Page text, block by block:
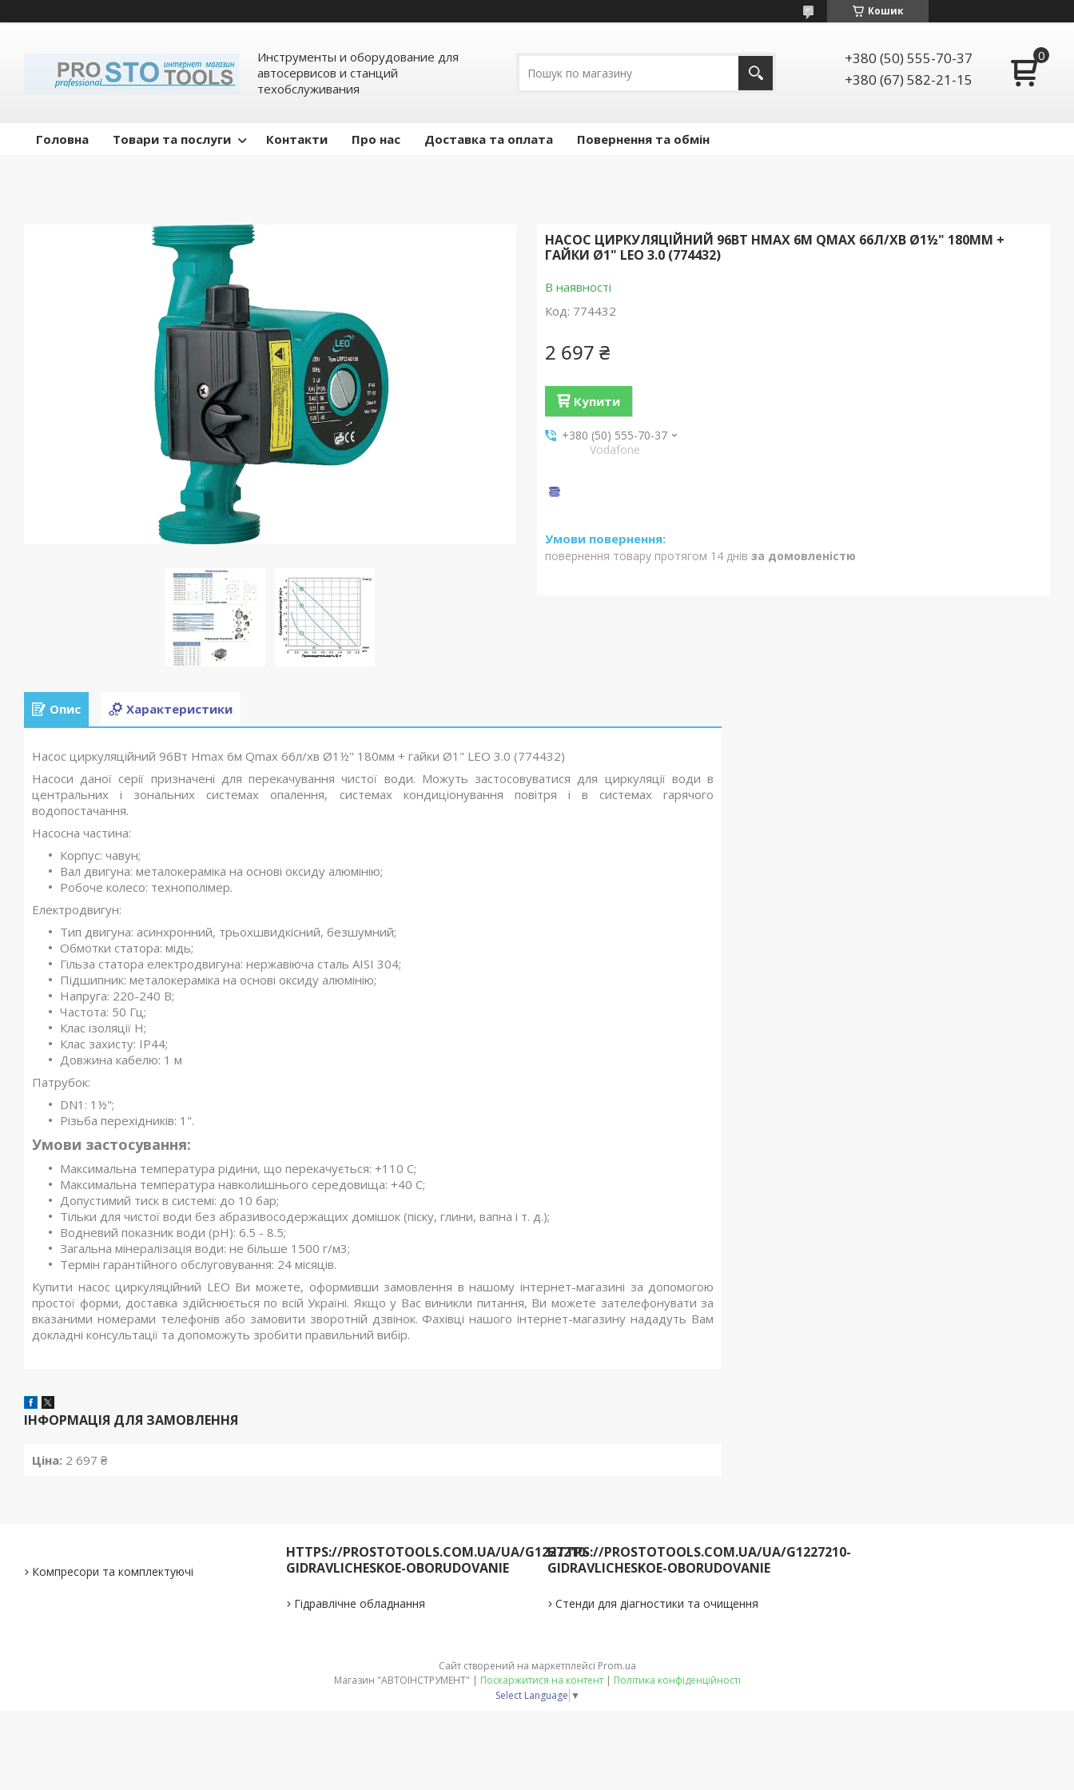
Кошик
Инструменты и оборудование для
автосервисов и станций
техобслуживания
+380 (50) 555-70-37
+380 (67) 582-21-15
Головна Товари та послуги Контакти Про нас Доставка та оплата Повернення та обмін
НАСОС ЦИРКУЛЯЦІЙНИЙ 96ВТ HMAX 6М QMAX 66Л/ХВ Ø1½" 180ММ +
ГАЙКИ Ø1" LEO 3.0 (774432)
В наявності
Код: 774432
2 697 ₴
Купити
+380 (50) 555-70-37
Vodafone
повернення товару протягом 14 днів за домовленістю
Опис Характеристики
Насос циркуляційний 96Вт Hmax 6м Qmax 66л/хв Ø1½" 180мм + гайки Ø1" LEO 3.0 (774432)
Насоси даної серії призначені для перекачування чистої води. Можуть застосовуватися для циркуляції води в
центральних і зональних системах опалення, системах кондиціонування повітря і в системах гарячого
водопостачання.
Насосна частина:
Корпус: чавун;
Вал двигуна: металокераміка на основі оксиду алюмінію;
Робоче колесо: технополімер.
Електродвигун:
Тип двигуна: асинхронний, трьохшвидкісний, безшумний;
Обмотки статора: мідь;
Гільза статора електродвигуна: нержавіюча сталь AISI 304;
Підшипник: металокераміка на основі оксиду алюмінію;
Напруга: 220-240 В;
Частота: 50 Гц;
Клас ізоляції Н;
Клас захисту: IP44;
Довжина кабелю: 1 м
Патрубок:
DN1: 1½";
Різьба перехідників: 1".
Умови застосування:
Максимальна температура рідини, що перекачується: +110 C;
Максимальна температура навколишнього середовища: +40 C;
Допустимий тиск в системі: до 10 бар;
Тільки для чистої води без абразивосодержащих домішок (піску, глини, вапна і т. д.);
Водневий показник води (pH): 6.5 - 8.5;
Загальна мінералізація води: не більше 1500 г/м3;
Термін гарантійного обслуговування: 24 місяців.
Купити насос циркуляційний LEO Ви можете, оформивши замовлення в нашому інтернет-магазині за допомогою
простої форми, доставка здійснюється по всій Україні. Якщо у Вас виникли питання, Ви можете зателефонувати за
вказаними номерами телефонів або замовити зворотній дзвінок. Фахівці нашого інтернет-магазину нададуть Вам
докладні консультації та допоможуть зробити правильний вибір.
ІНФОРМАЦІЯ ДЛЯ ЗАМОВЛЕННЯ
Ціна: 2 697 ₴
Компресори та комплектуючі
HTTPS://PROSTOTOOLS.COM.UA/UA/G1227210-
GIDRAVLICHESKOE-OBORUDOVANIE
Гідравлічне обладнання
HTTPS://PROSTOTOOLS.COM.UA/UA/G1227210-
GIDRAVLICHESKOE-OBORUDOVANIE
Стенди для діагностики та очищення
Сайт створений на маркетплейсі Prom.ua
Магазин "АВТОІНСТРУМЕНТ" | Поскаржитися на контент | Політика конфіденційності
Select Language ▼